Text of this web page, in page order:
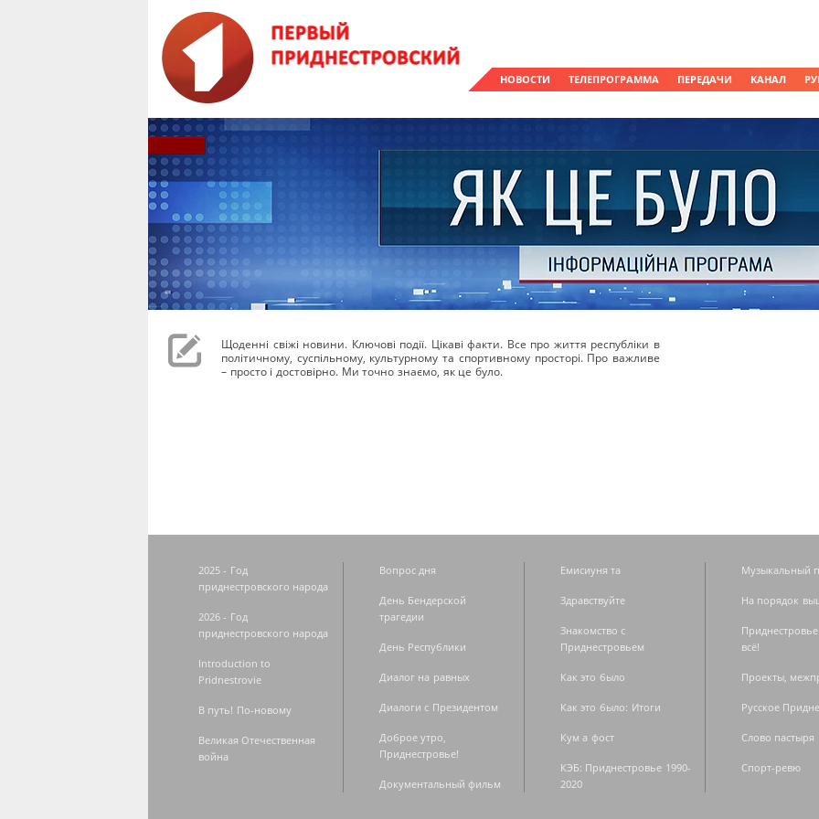
НОВОСТИ ТЕЛЕПРОГРАММА ПЕРЕДАЧИ КАНАЛ
Щоденні свіжі новини. Ключові події. Цікаві факти. Все про життя республіки в
політичному, суспільному, культурному та спортивному просторі. Про важливе
– просто і достовірно. Ми точно знаємо, як це було.
2025 - Год
приднестровского народа
2026 - Год
приднестровского народа
Introduction to
Pridnestrovie
В путь! По-новому
Великая Отечественная
война
Вопрос дня
День Бендерской
трагедии
День Республики
Диалог на равных
Диалоги с Президентом
Доброе утро,
Приднестровье!
Документальный фильм
Емисиуня та
Здравствуйте
Знакомство с
Приднестровьем
Как это было
Как это было: Итоги
Кум а фост
КЭБ: Приднестровье 1990-
2020
Музыкальный
На порядок
всё!
Проекты,
Русское
Слово пастыря
Спорт-ревю